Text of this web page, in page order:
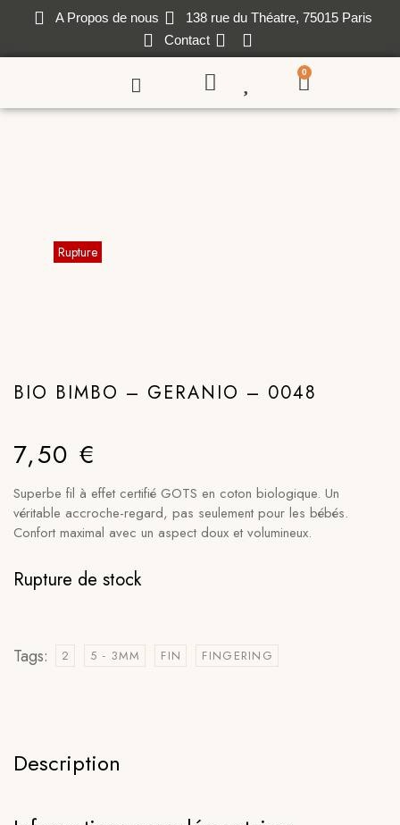
A Propos de nous
138 rue du Théatre, 75015 Paris
Contact
0
BIO BIMBO – GERANIO – 0048
7,50 €
Superbe fil à effet certifié GOTS en coton biologique. Un
véritable accroche-regard, pas seulement pour les bébés.
Confort maximal avec un aspect doux et volumineux.
Rupture de stock
Tags: 2 5 - 3MM FIN FINGERING
Description